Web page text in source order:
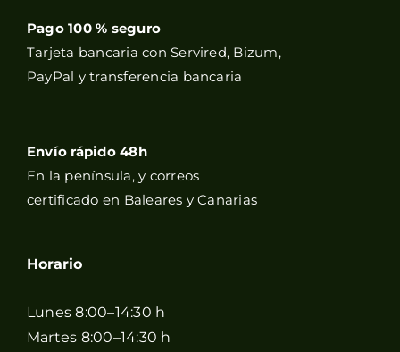
Pago 100 % seguro
Tarjeta bancaria con Servired, Bizum,
PayPal y transferencia bancaria
Envío rápido 48h
En la península, y correos
certificado en Baleares y Canarias
Horario
Lunes 8:00–14:30 h
Martes 8:00–14:30 h